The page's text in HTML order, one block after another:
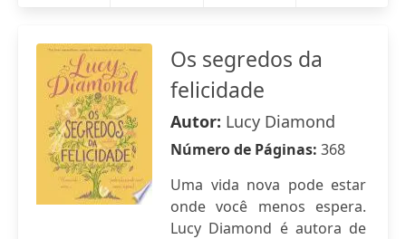
Os segredos da
felicidade
Autor: Lucy Diamond
Número de Páginas: 368
Uma vida nova pode estar
onde você menos espera.
Lucy Diamond é autora de